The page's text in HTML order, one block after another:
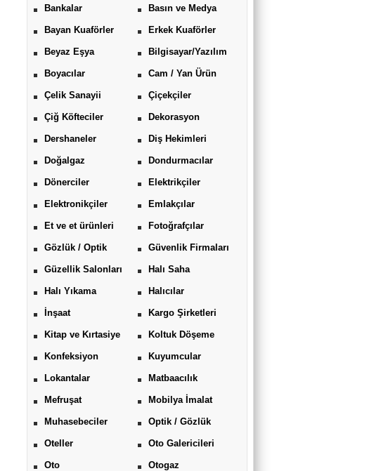
Bankalar Basın ve Medya
Bayan Kuaförler Erkek Kuaförler
Beyaz Eşya Bilgisayar/Yazılım
Boyacılar Cam / Yan Ürün
Çelik Sanayii Çiçekçiler
Çiğ Köfteciler Dekorasyon
Dershaneler Diş Hekimleri
Doğalgaz Dondurmacılar
Dönerciler Elektrikçiler
Elektronikçiler Emlakçılar
Et ve et ürünleri Fotoğrafçılar
Gözlük / Optik Güvenlik Firmaları
Güzellik Salonları Halı Saha
Halı Yıkama Halıcılar
İnşaat Kargo Şirketleri
Kitap ve Kırtasiye Koltuk Döşeme
Konfeksiyon Kuyumcular
Lokantalar Matbaacılık
Mefruşat Mobilya İmalat
Muhasebeciler Optik / Gözlük
Oteller Oto Galericileri
Oto Otogaz